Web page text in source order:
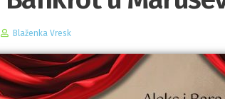
Blaženka Vresk